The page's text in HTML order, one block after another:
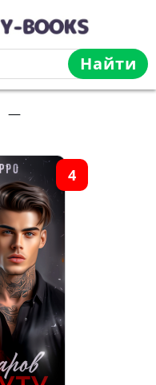
Найти
—
4